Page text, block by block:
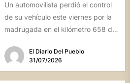
Un automovilista perdió el control
de su vehículo este viernes por la
madrugada en el kilómetro 658 de
El Diario Del Pueblo
31/07/2026